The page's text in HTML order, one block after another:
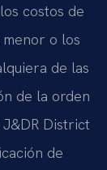
costos de
o los
de las
de la orden
District
de